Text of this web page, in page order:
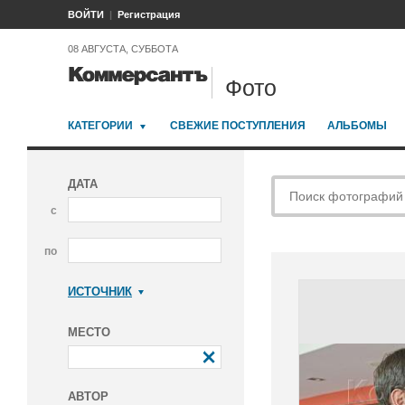
ВОЙТИ Регистрация
08 АВГУСТА, СУББОТА
Фото
КАТЕГОРИИ СВЕЖИЕ ПОСТУПЛЕНИЯ АЛЬБОМЫ
ДАТА
с
по
ИСТОЧНИК
МЕСТО
АВТОР